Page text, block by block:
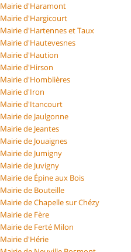
Mairie d'Haramont
Mairie d'Hargicourt
Mairie d'Hartennes et Taux
Mairie d'Hautevesnes
Mairie d'Haution
Mairie d'Hirson
Mairie d'Homblières
Mairie d'Iron
Mairie d'Itancourt
Mairie de Jaulgonne
Mairie de Jeantes
Mairie de Jouaignes
Mairie de Jumigny
Mairie de Juvigny
Mairie de Épine aux Bois
Mairie de Bouteille
Mairie de Chapelle sur Chézy
Mairie de Fère
Mairie de Ferté Milon
Mairie d'Hérie